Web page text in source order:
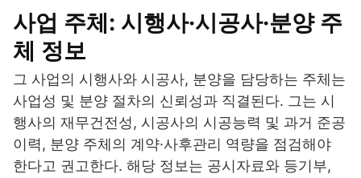
사업 주체: 시행사·시공사·분양 주
체 정보
그 사업의 시행사와 시공사, 분양을 담당하는 주체는
사업성 및 분양 절차의 신뢰성과 직결된다. 그는 시
행사의 재무건전성, 시공사의 시공능력 및 과거 준공
이력, 분양 주체의 계약·사후관리 역량을 점검해야
한다고 권고한다. 해당 정보는 공시자료와 등기부,